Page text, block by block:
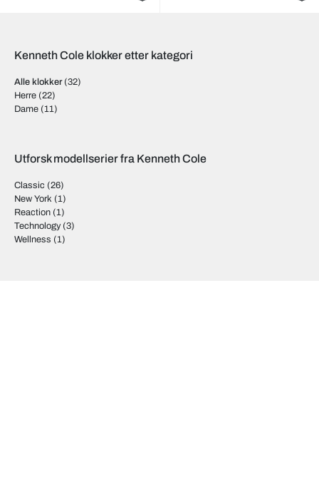
Kenneth Cole klokker etter kategori
Alle klokker(32)
Herre (22)
Dame (11)
Utforsk modellserier fra Kenneth Cole
Classic (26)
New York (1)
Reaction (1)
Technology(3)
Wellness (1)